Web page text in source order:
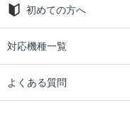
初めての方へ
対応機種一覧
よくある質問